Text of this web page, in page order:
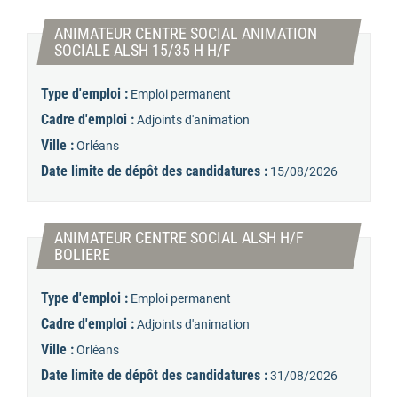
ANIMATEUR CENTRE SOCIAL ANIMATION
SOCIALE ALSH 15/35 H H/F
Type d'emploi : Emploi permanent
Cadre d'emploi :Adjoints d'animation
Ville :Orléans
Date limite de dépôt des candidatures : 15/08/2026
ANIMATEUR CENTRE SOCIAL ALSH H/F
BOLIERE
Type d'emploi : Emploi permanent
Cadre d'emploi :Adjoints d'animation
Ville :Orléans
Date limite de dépôt des candidatures :31/08/2026